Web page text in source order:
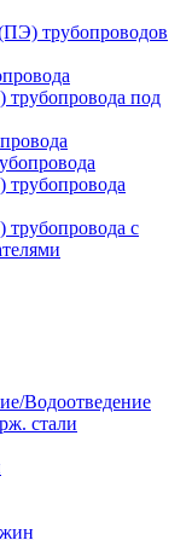
трубопроводов
под
с
Водоотведение
стали